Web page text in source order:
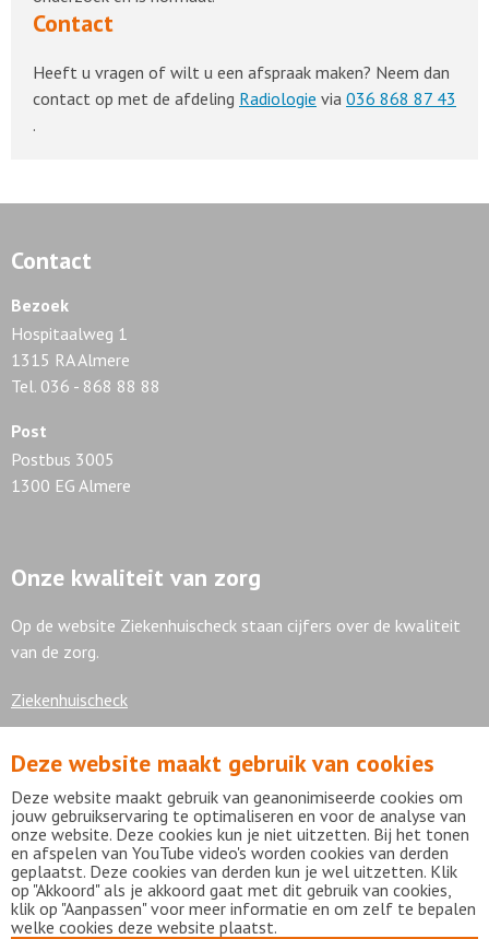
Contact
Heeft u vragen of wilt u een afspraak maken? Neem dan
contact op met de afdeling Radiologie via 036 868 87 43
.
Contact
Bezoek
Hospitaalweg 1
1315 RA Almere
Tel. 036 - 868 88 88
Post
Postbus 3005
1300 EG Almere
Onze kwaliteit van zorg
Op de website Ziekenhuischeck staan cijfers over de kwaliteit
van de zorg.
Ziekenhuischeck
7,9
Bekijk alle waarderingen
Deze website maakt gebruik van cookies
Deze website maakt gebruik van geanonimiseerde cookies om
jouw gebruikservaring te optimaliseren en voor de analyse van
onze website. Deze cookies kun je niet uitzetten. Bij het tonen
en afspelen van YouTube video's worden cookies van derden
geplaatst. Deze cookies van derden kun je wel uitzetten. Klik
op "Akkoord" als je akkoord gaat met dit gebruik van cookies,
klik op "Aanpassen" voor meer informatie en om zelf te bepalen
welke cookies deze website plaatst.